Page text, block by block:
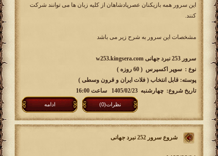
این سرور همه بازیکنان عصرپادشاهان از کلیه زبان ها می توانند شرکت
کنند.
مشخصات این سرور به شرح زیر می باشد
سرور 253 نبرد جهانی w253.kingsera.com
نوع : سوپر اکسپرس ( 60 روزه )
پوسته: قابل انتخاب ( فلات ایران و قرون وسطی )
تاریخ شروع: چهارشنبه 1405/02/23 ساعت 16:00
ادامه نظرات(0)
شروع سرور 252 نبرد جهانی